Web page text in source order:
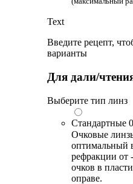
Text
Введите рецепт,
варианты
Для дали/
Выберите тип линз
Стандартные
Очковые
оптимальный
рефракции от
очков в
оправе.